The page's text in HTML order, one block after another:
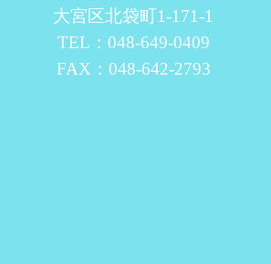
大宮区北袋町1-171-1
TEL：048-649-0409
FAX：048-642-2793